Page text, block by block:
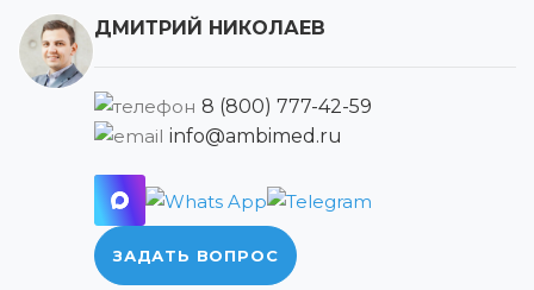
ДМИТРИЙ НИКОЛАЕВ
8 (800) 777-42-59
info@ambimed.ru
ЗАДАТЬ ВОПРОС